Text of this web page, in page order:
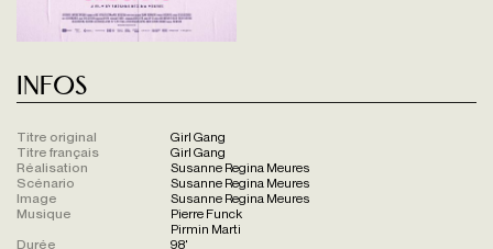
Infos
Titre original
Girl Gang
Titre français
Girl Gang
Réalisation
Susanne Regina Meures
Scénario
Susanne Regina Meures
Image
Susanne Regina Meures
Musique
Pierre Funck
Pirmin Marti
Durée
98'